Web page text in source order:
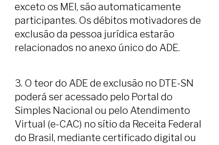
exceto os MEl, são automaticamente
participantes. Os débitos motivadores de
exclusão da pessoa jurídica estarão
relacionados no anexo único do ADE.
3. O teor do ADE de exclusão no DTE-SN
poderá ser acessado pelo Portal do
Simples Nacional ou pelo Atendimento
Virtual (e-CAC) no sítio da Receita Federal
do Brasil, mediante certificado digital ou